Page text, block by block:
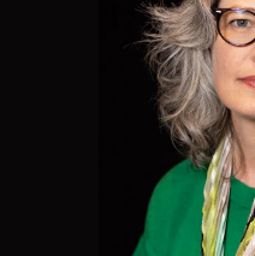
AKTUELT
Arrangementer